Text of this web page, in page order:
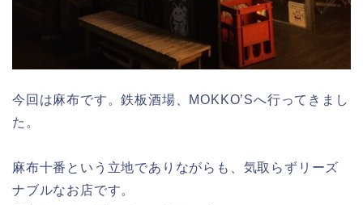
今回は麻布です。鉄板酒場、MOKKO’Sへ行ってきまし
た。
麻布十番という立地でありながらも、気取らずリーズ
ナブルなお店です。